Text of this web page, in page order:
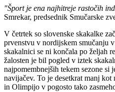
"Šport je ena najhitreje rastočih
Smrekar, predsednik Smučarske
V četrtek so slovenske skakalke
prvenstvu v nordijskem smučanju
skakalnici se ni končala po željah
žalosten je bil pogled v iztek
najpomembnejših tekem sezone si
navijačev. To je desetkrat manj
in Olimpijo v pogosto tako